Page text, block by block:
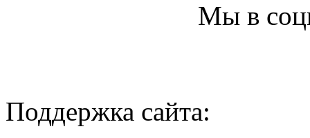
Мы в
Поддержка сайта: